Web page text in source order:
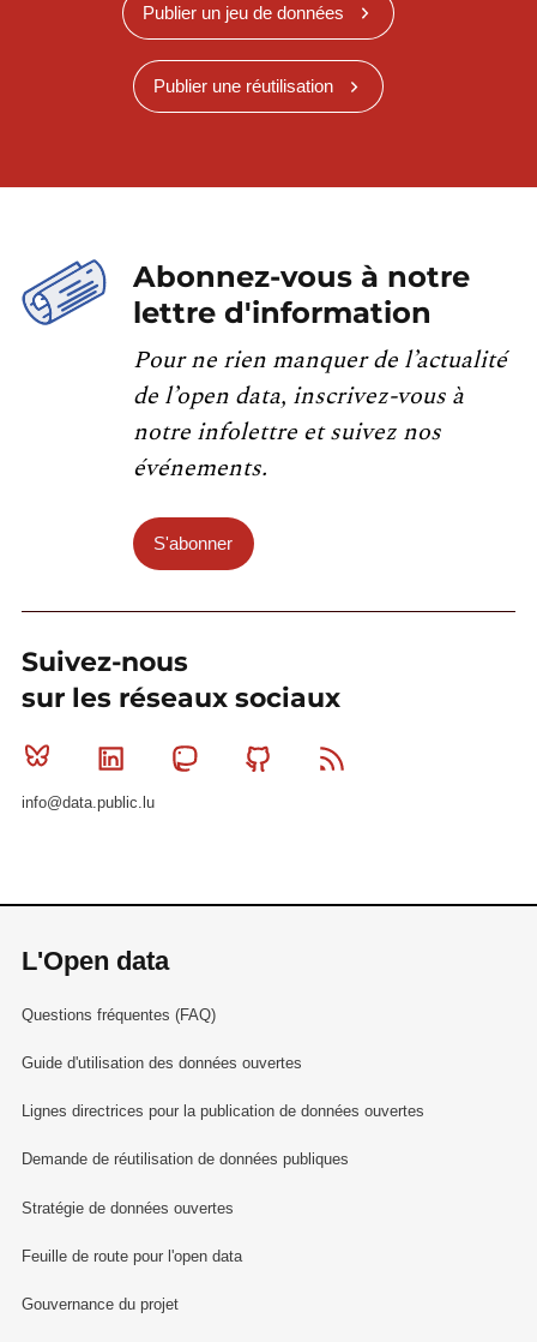
Publier un jeu de données
Publier une réutilisation
Abonnez-vous à notre
lettre d'information
Pour ne rien manquer de l’actualité
de l’open data, inscrivez-vous à
notre infolettre et suivez nos
événements.
S'abonner
Suivez-nous
sur les réseaux sociaux
Bluesky Linkedin MastodonGithub
info@data.public.lu
L'Open data
Questions fréquentes (FAQ)
Guide d'utilisation des données ouvertes
Lignes directrices pour la publication de données ouvertes
Demande de réutilisation de données publiques
Stratégie de données ouvertes
Feuille de route pour l'open data
Gouvernance du projet